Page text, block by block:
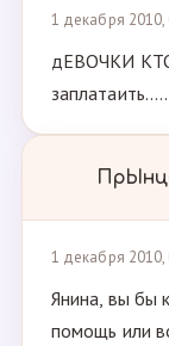
1 декабря 2010,
дЕВОЧКИ
1 декабря 2010,
Янина, вы бы
помощь или